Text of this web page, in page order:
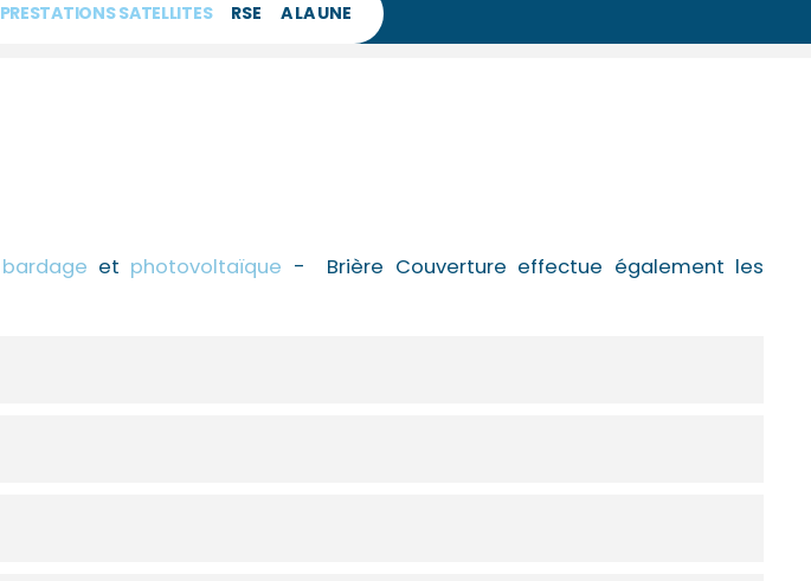
PRESTATIONS SATELLITES RSE A LA UNE
bardage et photovoltaïque - Brière Couverture effectue également les